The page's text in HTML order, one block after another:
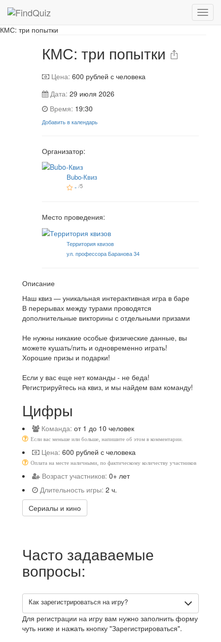
КМС: три попытки
КМС: три попытки
Цена: 600 рублей с человека
Дата: 29 июля 2026
Время: 19:30
Добавить в календарь
Организатор:
Bubo-Квиз
- /5
Место проведения:
Территория квизов
ул. профессора Баранова 34
Описание
Наш квиз — уникальная интерактивная игра в баре
В перерывах между турами проводятся
дополнительные викторины с отдельными призами
Не нужны никакие особые физические данные, вы
можете кушать/пить и одновременно играть!
Хорошие призы и подарки!
Если у вас еще нет команды - не беда!
Регистрируйтесь на квиз, и мы найдем вам команду!
Цифры
Команда: от 1 до 10 человек
Если вас меньше или больше, напишите об этом в комментарии.
Цена: 600 рублей с человека
Оплата на месте наличными, по фактическому количеству участников
Возраст участников: 0+ лет
Длительность игры: 2 ч.
Сериалы и кино
Часто задаваемые
вопросы:
Как зарегистрироваться на игру?
Для регистрации на игру вам нужно заполнить форму
чуть ниже и нажать кнопку "Зарегистрироваться".